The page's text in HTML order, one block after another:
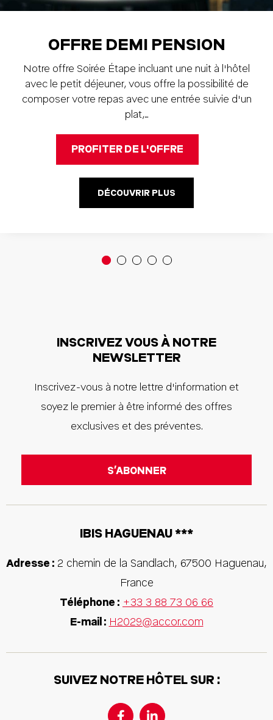
OFFRE DEMI PENSION
Notre offre Soirée Étape incluant une nuit à l'hôtel
avec le petit déjeuner, vous offre la possibilité de
composer votre repas avec une entrée suivie d'un
plat,…
PROFITER DE L'OFFRE
DÉCOUVRIR PLUS
INSCRIVEZ VOUS À NOTRE
NEWSLETTER
Inscrivez-vous à notre lettre d'information et
soyez le premier à être informé des offres
exclusives et des préventes.
IBIS HAGUENAU ***
Adresse : 2 chemin de la Sandlach, 67500 Haguenau,
France
Téléphone : +33 3 88 73 06 66
E-mail : H2029@accor.com
SUIVEZ NOTRE HÔTEL SUR :